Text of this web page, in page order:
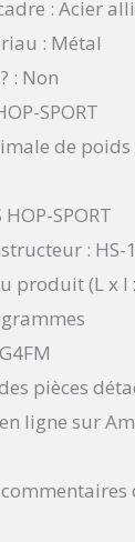
: Acier
: Métal
: Non
SPORT
de poids
SPORT
: HS-
produit (L x l
pièces
ligne sur